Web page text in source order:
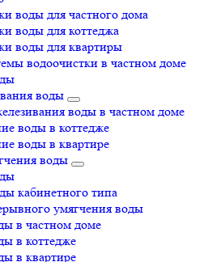
воды для частного дома
воды для коттеджа
воды для квартиры
водоочистки в частном доме
воды
воды в частном доме
воды в коттедже
воды в квартире
воды
кабинетного типа
умягчения воды
в частном доме
в коттедже
в квартире